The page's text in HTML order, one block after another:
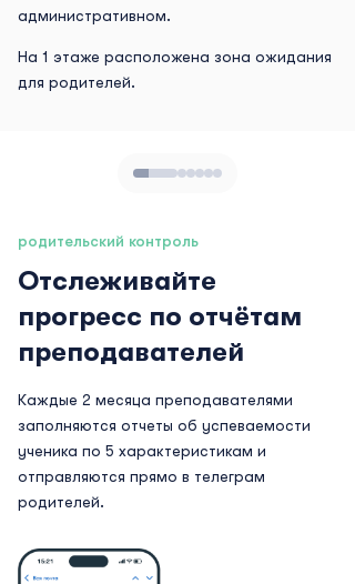
административном.
На 1 этаже расположена зона ожидания
для родителей.
родительский контроль
Отслеживайте
прогресс по отчётам
преподавателей
Каждые 2 месяца преподавателями
заполняются отчеты об успеваемости
ученика по 5 характеристикам и
отправляются прямо в телеграм
родителей.